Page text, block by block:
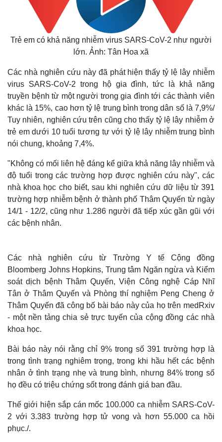
Trẻ em có khả năng nhiễm virus SARS-CoV-2 như người
lớn. Ảnh: Tân Hoa xã
Các nhà nghiên cứu này đã phát hiện thấy tỷ lệ lây nhiễm
virus SARS-CoV-2 trong hộ gia đình, tức là khả năng
truyền bệnh từ một người trong gia đình tới các thành viên
khác là 15%, cao hơn tỷ lệ trung bình trong dân số là 7,9%/
Tuy nhiên, nghiên cứu trên cũng cho thấy tỷ lệ lây nhiễm ở
trẻ em dưới 10 tuổi tương tự với tỷ lệ lây nhiễm trung bình
nói chung, khoảng 7,4%.
"Không có mối liên hệ đáng kể giữa khả năng lây nhiễm và
độ tuổi trong các trường hợp được nghiên cứu này", các
nhà khoa học cho biết, sau khi nghiên cứu dữ liệu từ 391
trường hợp nhiễm bệnh ở thành phố Thâm Quyến từ ngày
14/1 - 12/2, cũng như 1.286 người đã tiếp xúc gần gũi với
các bệnh nhân.
Các nhà nghiên cứu từ Trường Y tế Cộng đồng
Bloomberg Johns Hopkins, Trung tâm Ngăn ngừa và Kiểm
soát dịch bệnh Thâm Quyến, Viện Công nghệ Cáp Nhĩ
Tân ở Thâm Quyến và Phòng thí nghiệm Peng Cheng ở
Thâm Quyến đã công bố bài báo này của họ trên medRxiv
- một nền tảng chia sẻ trực tuyến của cộng đồng các nhà
khoa học.
Bài báo này nói rằng chỉ 9% trong số 391 trường hợp là
trong tình trạng nghiêm trọng, trong khi hầu hết các bệnh
nhân ở tình trạng nhẹ và trung bình, nhưng 84% trong số
họ đều có triệu chứng sốt trong đánh giá ban đầu.
Thế giới hiện sắp cán mốc 100.000 ca nhiễm SARS-CoV-
2 với 3.383 trường hợp tử vong và hơn 55.000 ca hồi
phục./.